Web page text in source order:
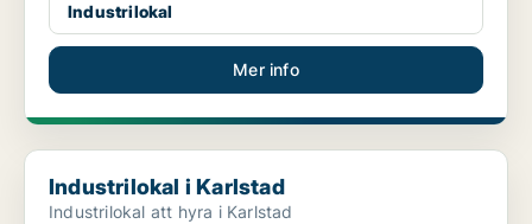
Industrilokal
Mer info
Industrilokal i Karlstad
Industrilokal i Karlstad
Industrilokal att hyra i Karlstad